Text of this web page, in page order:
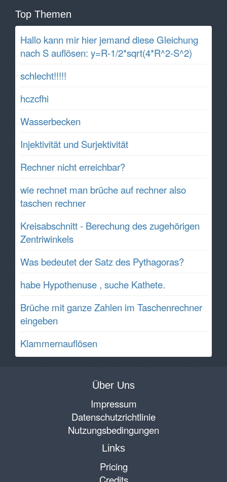
Top Themen
Hallo kann mir hier jemand diese Gleichung
nach S auflösen: y=R-1/2*sqrt(4*R^2-S^2)
schlecht!!!!!
hczcfhi
Wasserbecken
Injektivität und Surjektivität
Rechner nicht erreichbar?
wie rechnet man brüche auf rechner also
taschen rechner
Kreisabschnitt - Berechung des zugehörigen
Zentriwinkels
Was bedeutet der Satz des Pythagoras?
habe Hypothenuse , suche Kathete.
Brüche mit ganze Zahlen im Taschenrechner
eingeben
Klammernauflösen
Über Uns
Impressum
Datenschutzrichtlinie
Nutzungsbedingungen
Links
Pricing